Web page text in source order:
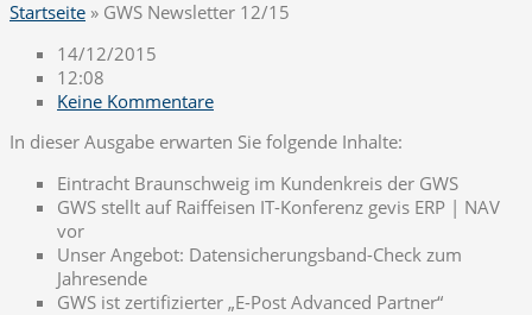
Startseite » GWS Newsletter 12/15
14/12/2015
12:08
Keine Kommentare
In dieser Ausgabe erwarten Sie folgende Inhalte:
Eintracht Braunschweig im Kundenkreis der GWS
GWS stellt auf Raiffeisen IT-Konferenz gevis ERP | NAV
vor
Unser Angebot: Datensicherungsband-Check zum
Jahresende
GWS ist zertifizierter „E-Post Advanced Partner“